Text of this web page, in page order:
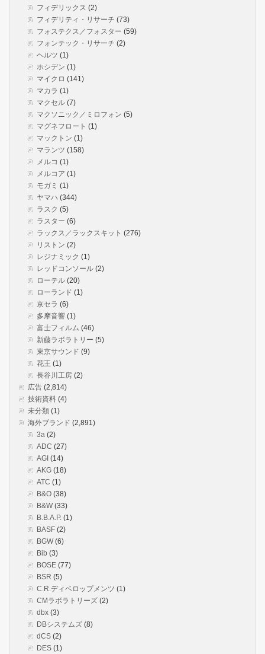
フィデリックス (2)
フィデリティ・リサーチ (73)
フォステクス／フォスター (59)
フォンテック・リサーチ (2)
ヘルツ (1)
ホシデン (1)
マイクロ (141)
マカラ (1)
マクセル (7)
マクソニック／ミロフォン (5)
マグネフロート (1)
マックトン (1)
マランツ (158)
メルコ (1)
メルコア (1)
モガミ (1)
ヤマハ (344)
ラスク (5)
ラスター (6)
ラックス／ラックスキット (276)
リストン (2)
レジナミック (1)
レッドコンソール (2)
ローテル (20)
ローランド (1)
京セラ (6)
多摩音響 (1)
富士フィルム (46)
新藤ラボラトリー (5)
東京サウンド (9)
花王 (1)
長谷川工房 (2)
広告 (2,814)
技術資料 (4)
未分類 (1)
海外ブランド (2,891)
3a (2)
ADC (27)
AGI (14)
AKG (18)
ATC (1)
B&O (38)
B&W(33)
B.B.A.P. (1)
BASF (2)
BGW(6)
Bib (3)
BOSE (77)
BSR (5)
C.R.ディベロップメンツ (1)
CMラボラトリーズ (2)
dbx (3)
DBシステムズ (8)
dCS (2)
DES (1)